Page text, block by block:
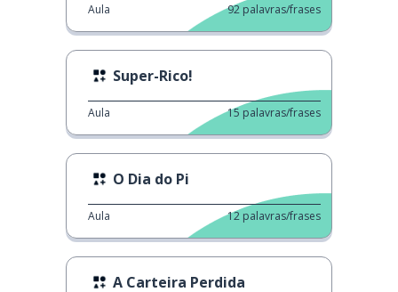
Aula 92 palavras/frases
Super-Rico!
Aula 15 palavras/frases
O Dia do Pi
Aula 12 palavras/frases
A Carteira Perdida